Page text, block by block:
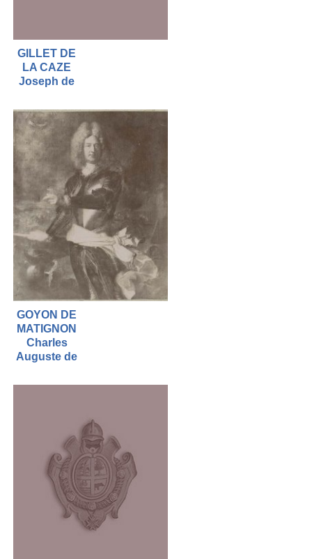
GILLET DE
LA CAZE
Joseph de
GOYON DE
MATIGNON
Charles
Auguste de